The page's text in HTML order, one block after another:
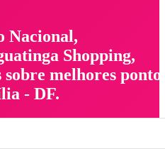
Nacional,
Shopping,
melhores
- DF.